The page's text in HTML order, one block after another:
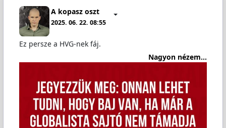
A kopasz oszt
2025. 06. 22. 08:55
Ez persze a HVG-nek fáj.
Nagyon nézem...